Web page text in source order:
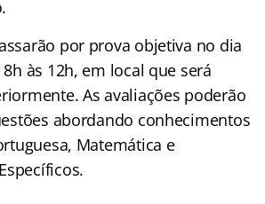
por prova objetiva no dia
8h às 12h, em local que será
As avaliações poderão
abordando conhecimentos
Matemática e